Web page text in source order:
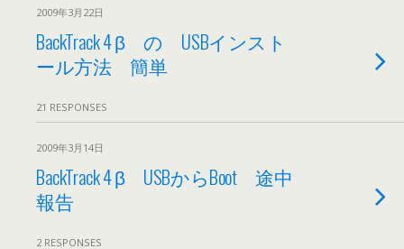
2009年3月22日
BackTrack 4 β の USBインスト
ール方法 簡単
21 RESPONSES
2009年3月14日
BackTrack 4 β USBからBoot 途中
報告
2 RESPONSES